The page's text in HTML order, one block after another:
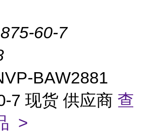
60-7
BAW2881
7 现货 供应商 查
>